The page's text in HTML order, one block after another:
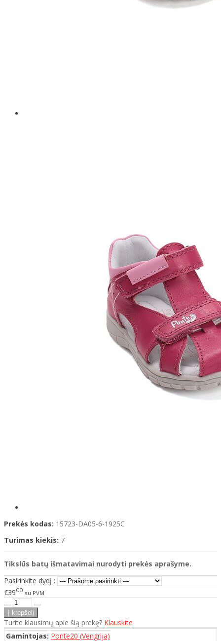
Prekės kodas: 15723-DA05-6-1925C
Turimas kiekis: 7
Tikslūs batų išmatavimai nurodyti prekės aprašyme.
Pasirinkite dydį :
€3900 su PVM
Turite klausimų apie šią prekę? Klauskite
Gamintojas: Ponte20 (Vengrija)